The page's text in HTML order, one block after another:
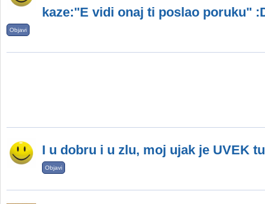
kaze:"E vidi onaj ti poslao poruku"
Objavi
I u dobru i u zlu, moj ujak je UVEK
Objavi